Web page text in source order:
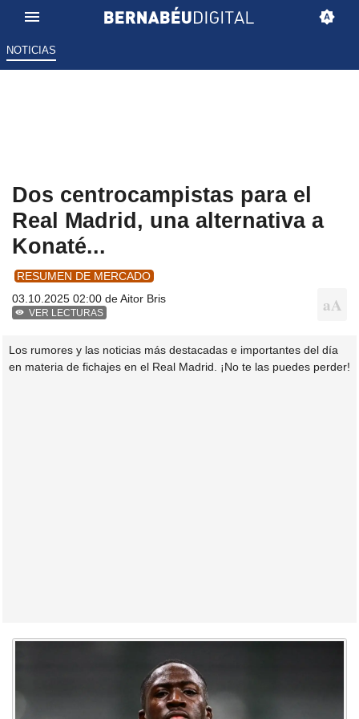
NOTICIAS
Dos centrocampistas para el
Real Madrid, una alternativa a
Konaté...
RESUMEN DE MERCADO
03.10.2025 02:00 deAitor Bris
VER LECTURAS
Los rumores y las noticias más destacadas e importantes del día
en materia de fichajes en el Real Madrid. ¡No te las puedes perder!